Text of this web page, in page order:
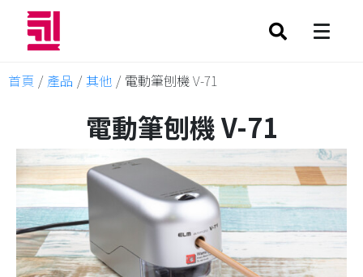
首頁 / 產品 / 其他 / 電動筆刨機 V-71
電動筆刨機 V-71